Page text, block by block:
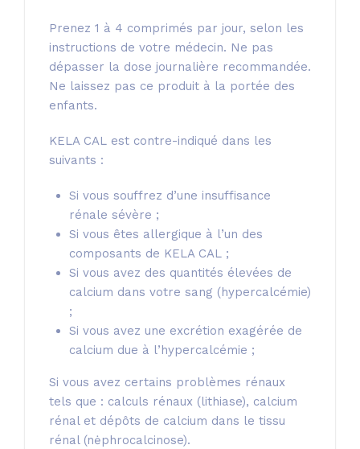
Prenez 1 à 4 comprimés par jour, selon les
instructions de votre médecin. Ne pas
dépasser la dose journalière recommandée.
Ne laissez pas ce produit à la portée des
enfants.
KELA CAL est contre-indiqué dans les
suivants :
Si vous souffrez d’une insuffisance
rénale sévère ;
Si vous êtes allergique à l’un des
composants de KELA CAL ;
Si vous avez des quantités élevées de
calcium dans votre sang (hypercalcémie)
;
Si vous avez une excrétion exagérée de
calcium due à l’hypercalcémie ;
Si vous avez certains problèmes rénaux
tels que : calculs rénaux (lithiase), calcium
rénal et dépôts de calcium dans le tissu
rénal (nėphrocalcinose).